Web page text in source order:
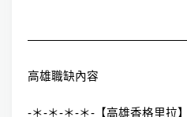
高雄職缺內容
-＊-＊-＊-＊-【高雄香格里拉